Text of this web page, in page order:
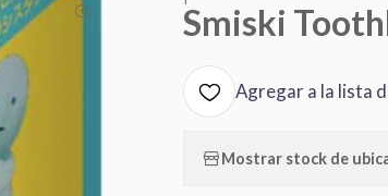
Smiski
Agregar a la lista
Mostrar stock de